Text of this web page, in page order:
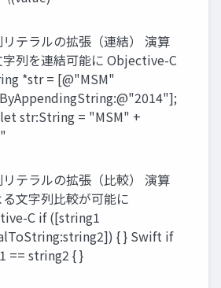
テラルの拡張（連結） 演算
字列を連結可能に Objective-C
*str = [@"MSM"
str:String = "MSM" +
テラルの拡張（比較） 演算
文字列比較が可能に
C if ([string1
{ } Swift if
== string2 { }